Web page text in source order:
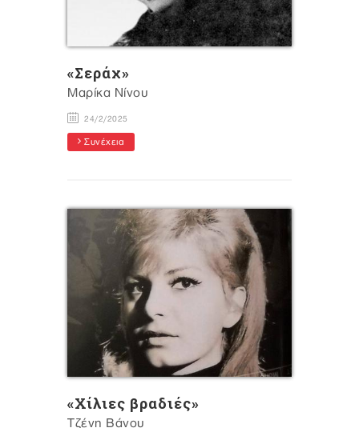
«Σεράχ»
Μαρίκα Νίνου
24/2/2025
Συνέχεια
«Χίλιες βραδιές»
Τζένη Βάνου